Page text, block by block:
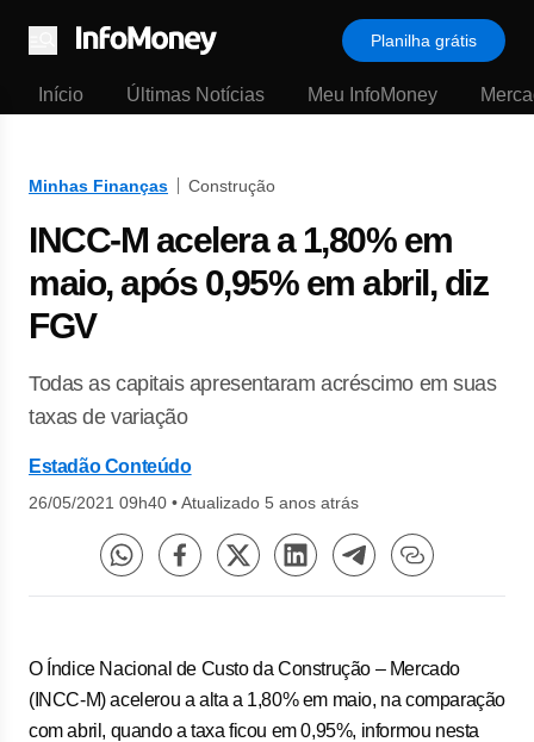
Menu
Planilha grátis
Início Últimas Notícias Meu InfoMoney
Minhas Finanças Construção
INCC-M acelera a 1,80% em
maio, após 0,95% em abril, diz
FGV
Todas as capitais apresentaram acréscimo em suas
taxas de variação
Estadão Conteúdo
26/05/2021 09h40 •Atualizado 5 anos atrás
O Índice Nacional de Custo da Construção – Mercado
(INCC-M) acelerou a alta a 1,80% em maio, na comparação
com abril, quando a taxa ficou em 0,95%, informou nesta